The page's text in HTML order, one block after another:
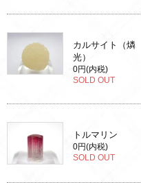
カルサイト（燐
光）
0円(内税)
SOLD OUT
トルマリン
0円(内税)
SOLD OUT